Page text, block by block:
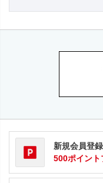
新規会員登
500ポイント